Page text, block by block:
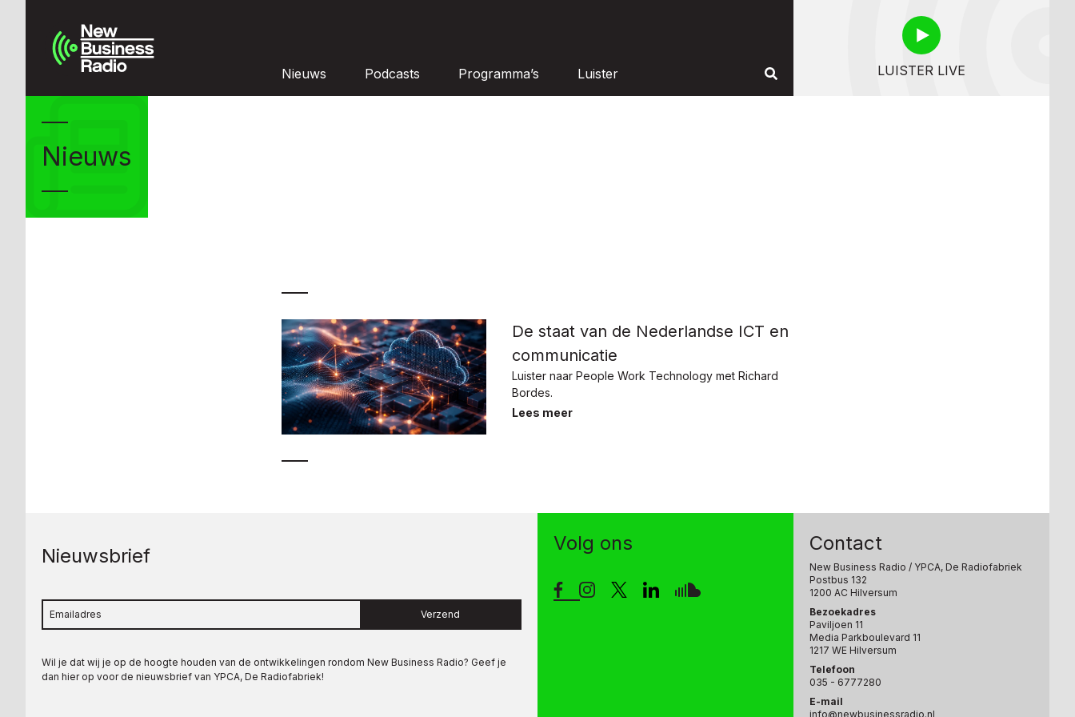
Nieuws Podcasts Programma’s Luister LUISTER LIVE
Nieuws
De staat van de Nederlandse ICT en
communicatie
Luister naar People Work Technology met Richard
Bordes.
Lees meer
Nieuwsbrief
Verzend
Wil je dat wij je op de hoogte houden van de ontwikkelingen rondom New Business Radio? Geef je
dan hier op voor de nieuwsbrief van YPCA, De Radiofabriek!
Volg ons Contact
New Business Radio / YPCA, De Radiofabriek
Postbus 132
1200 AC Hilversum
Bezoekadres
Paviljoen 11
Media Parkboulevard 11
1217 WE Hilversum
Telefoon
035 - 6777280
E-mail
info@newbusinessradio.nl